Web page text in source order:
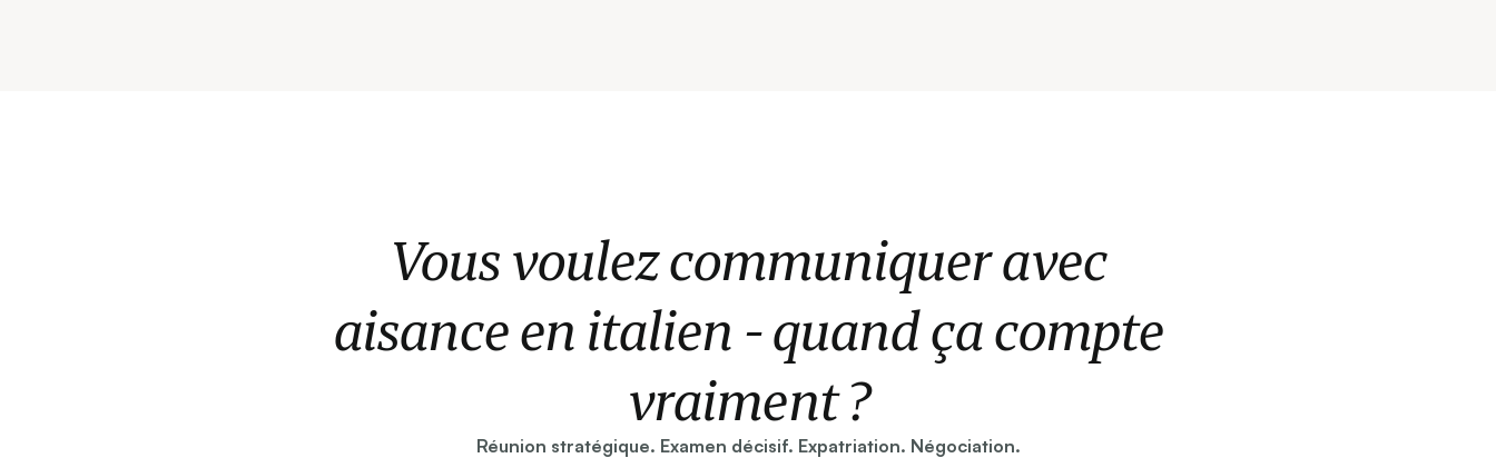
Vous voulez communiquer avec
aisance en italien - quand ça compte
vraiment ?
Réunion stratégique. Examen décisif. Expatriation. Négociation.